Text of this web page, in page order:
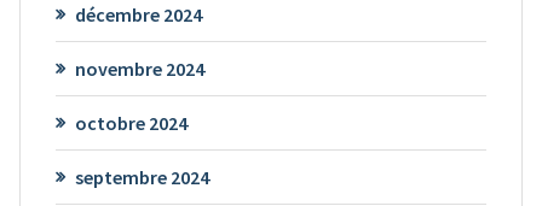
décembre 2024
novembre 2024
octobre 2024
septembre 2024